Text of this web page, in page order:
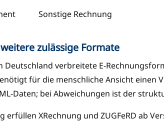
Sonstige Rechnung
zulässige Formate
Deutschland verbreitete E-
für die menschliche Ansicht einen
Daten; bei Abweichungen ist der
XRechnung und ZUGFeRD ab